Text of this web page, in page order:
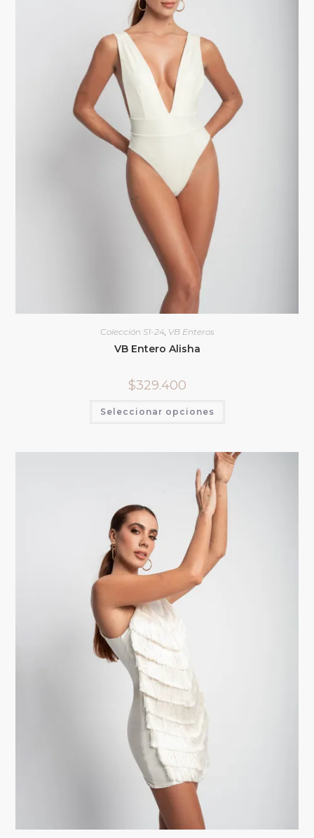
Colección S1-24, VB Enteros
VB Entero Alisha
$329.400
Seleccionar opciones